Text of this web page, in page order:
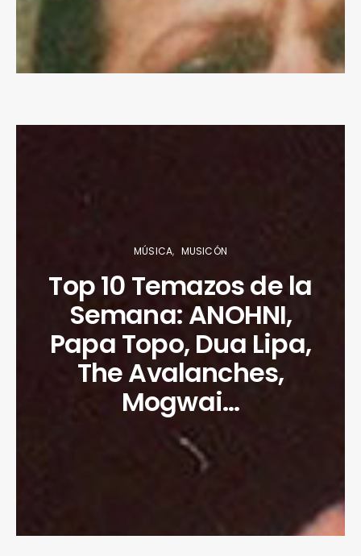
MÚSICA MUSICÓN
Top 10 Temazos de la
Semana: ANOHNI,
Papa Topo, Dua Lipa,
The Avalanches,
Mogwai…